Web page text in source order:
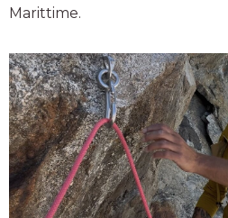
Marittime.